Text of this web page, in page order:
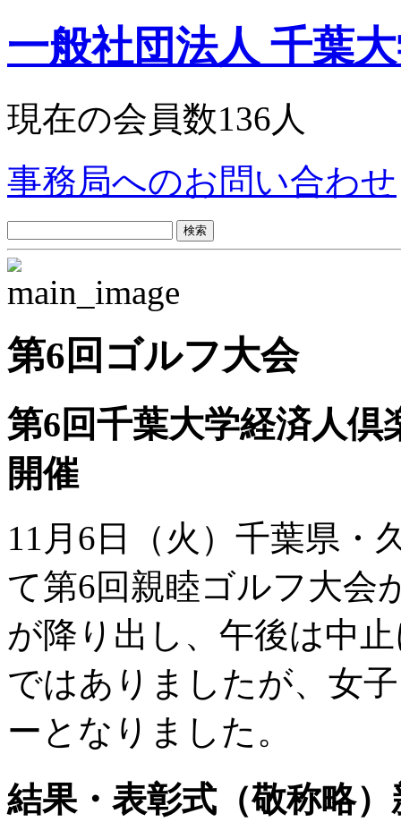
一般社団法人 千葉
現在の会員数136人
事務局へのお問い合わせ
索:
第6回ゴルフ大会
第6回千葉大学経済人
開催
11月6日（火）千葉県・
て第6回親睦ゴルフ大会
が降り出し、午後は中
ではありましたが、女
ーとなりました。
結果・表彰式（敬称略）